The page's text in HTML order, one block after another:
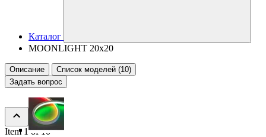
Каталог
MOONLIGHT 20x20
Описание
Список моделей (10)
Задать вопрос
Item 1 of 10